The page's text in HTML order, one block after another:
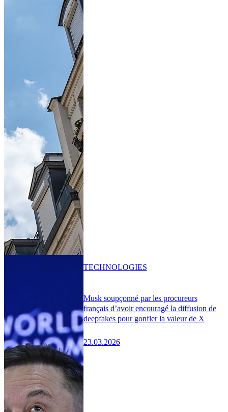
Musk soupçonné par les procureurs
français d’avoir encouragé la diffusion de
deepfakes pour gonfler la valeur de X
23.03.2026
TECHNOLOGIES